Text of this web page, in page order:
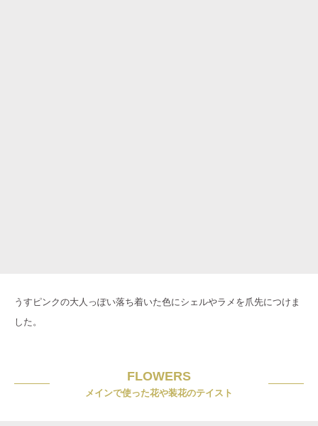
うすピンクの大人っぽい落ち着いた色にシェルやラメを爪先につけま
した。
FLOWERS
メインで使った花や装花のテイスト